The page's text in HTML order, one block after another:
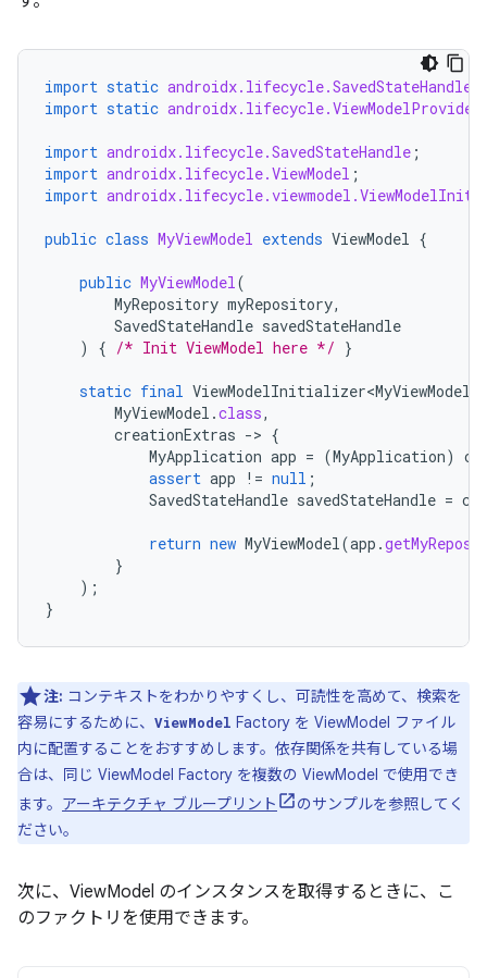
import static
import static
import androidx.lifecycle.SavedStateHandle ;
import androidx.lifecycle.ViewModel ;
import
public class MyViewModel extends ViewModel {
public MyViewModel(
MyRepository myRepository,
SavedStateHandle savedStateHandle
)
{ /* Init ViewModel here */ }
static final ViewModelInitializer<MyViewModel>
MyViewModel .class,
creationExtras -> {
MyApplication app = (MyApplication)
assert app != null ;
SavedStateHandle savedStateHandle =
return new MyViewModel(app .
}
);
}
注: コンテキストをわかりやすくし、可読性を高めて、検索を
容易にするために、 ViewModel Factory を ViewModel ファイル
内に配置することをおすすめします。依存関係を共有している場
合は、同じ ViewModel Factory を複数の ViewModel で使用でき
ます。 アーキテクチャ ブループリント
のサンプルを参照してく
ださい。
次に、ViewModel のインスタンスを取得するときに、こ
のファクトリを使用できます。